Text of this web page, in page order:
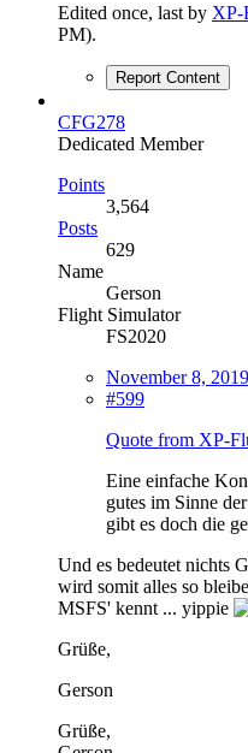
Edited once, last by XP-
PM).
Report Content
CFG278
Dedicated Member
Points
3,564
Posts
629
Name
Gerson
Flight Simulator
FS2020
November 8,
#599
Quote from XP-
Eine einfache
gutes im Sinne
gibt es doch die
Und es bedeutet nichts
wird somit alles so
MSFS' kennt ... yippie
Grüße,
Gerson
Grüße,